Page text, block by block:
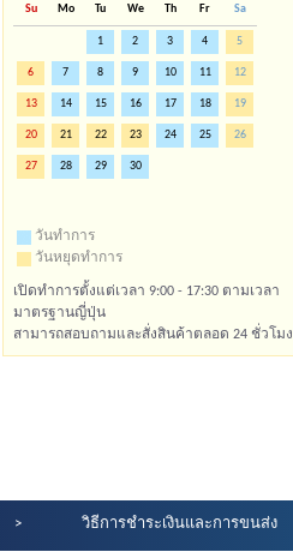
Su Mo Tu We Th Fr Sa
1 2 3 4 5
6 7 8 9 10 11 12
13 14 15 16 17 18 19
20 21 22 23 24 25 26
27 28 29 30
วันทำการ
วันหยุดทำการ
เปิดทำการตั้งแต่เวลา 9:00 - 17:30 ตามเวลา
มาตรฐานญี่ปุ่น
สามารถสอบถามและสั่งสินค้าตลอด 24 ชั่วโมง
วิธีการชำระเงินและการขนส่ง